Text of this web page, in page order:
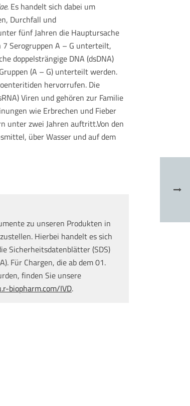
. Es handelt sich dabei um
Durchfall und
fünf Jahren die Hauptursache
Serogruppen A – G unterteilt,
doppelsträngige DNA (dsDNA)
(A – G) unterteilt werden.
hervorrufen. Die
Viren und gehören zur Familie
wie Erbrechen und Fieber
unter zwei Jahren auftritt.Von den
über Wasser und auf dem
zu unseren Produkten in
Hierbei handelt es sich
Sicherheitsdatenblätter (SDS)
Für Chargen, die ab dem 01.
finden Sie unsere
biopharm.com/IVD.